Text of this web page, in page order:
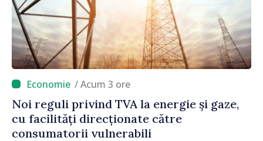
/ Acum 3 ore
Noi reguli privind TVA la energie și gaze,
cu facilități direcționate către
consumatorii vulnerabili